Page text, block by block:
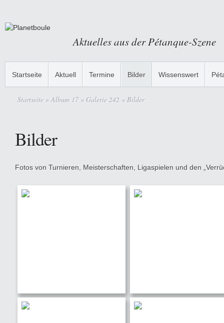
Aktuelles aus der Pétanque-Szene
Startseite Aktuell Termine Bilder Wissenswert
Startseite » Album 17 « Galerie 242 « Bilder
Bilder
Fotos von Turnieren, Meisterschaften, Ligaspielen und den